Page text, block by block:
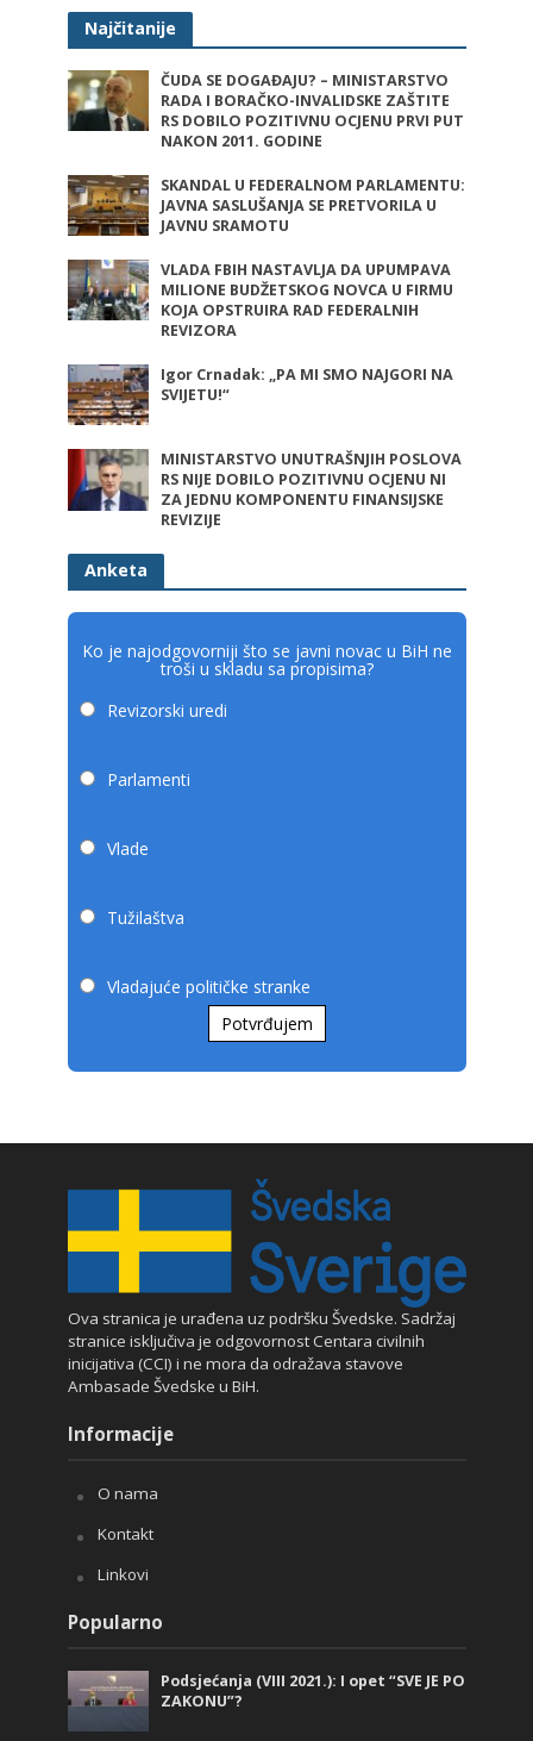
Najčitanije
ČUDA SE DOGAĐAJU? – MINISTARSTVO
RADA I BORAČKO-INVALIDSKE ZAŠTITE
RS DOBILO POZITIVNU OCJENU PRVI PUT
NAKON 2011. GODINE
SKANDAL U FEDERALNOM PARLAMENTU:
JAVNA SASLUŠANJA SE PRETVORILA U
JAVNU SRAMOTU
VLADA FBIH NASTAVLJA DA UPUMPAVA
MILIONE BUDŽETSKOG NOVCA U FIRMU
KOJA OPSTRUIRA RAD FEDERALNIH
REVIZORA
Igor Crnadak: „PA MI SMO NAJGORI NA
SVIJETU!“
MINISTARSTVO UNUTRAŠNJIH POSLOVA
RS NIJE DOBILO POZITIVNU OCJENU NI
ZA JEDNU KOMPONENTU FINANSIJSKE
REVIZIJE
Anketa
Ko je najodgovorniji što se javni novac u BiH ne
troši u skladu sa propisima?
Revizorski uredi
Parlamenti
Vlade
Tužilaštva
Vladajuće političke stranke
Potvrđujem
Ova stranica je urađena uz podršku Švedske. Sadržaj
stranice isključiva je odgovornost Centara civilnih
inicijativa (CCI) i ne mora da odražava stavove
Ambasade Švedske u BiH.
Informacije
O nama
Kontakt
Linkovi
Popularno
Podsjećanja (VIII 2021.): I opet “SVE JE PO
ZAKONU”?